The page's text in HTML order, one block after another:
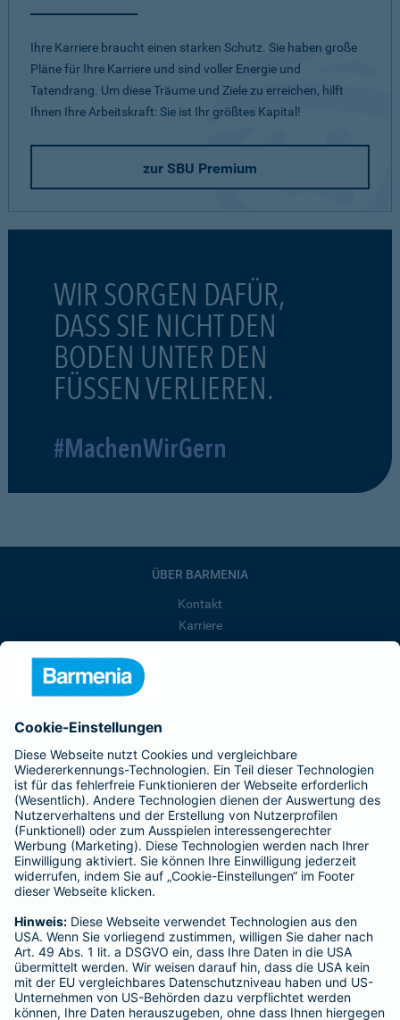
Ihre Karriere braucht einen starken Schutz. Sie haben große
Pläne für Ihre Karriere und sind voller Energie und
Tatendrang. Um diese Träume und Ziele zu erreichen, hilft
Ihnen Ihre Arbeitskraft: Sie ist Ihr größtes Kapital!
zur SBU Premium
WIR SORGEN DAFÜR,
DASS SIE NICHT DEN
BODEN UNTER DEN
FÜSSEN VERLIEREN.
#MachenWirGern
ÜBER BARMENIA
Kontakt
Karriere
Barmenia ist Teil der BarmeniaGothaer
BELIEBTE SEITEN
Kranken-Zusatzversicherung
Tierversicherungen
Haftpflichtversicherung
Hausratversicherung
Adresse ändern
Schaden melden
Kilometerstandsmeldung
Serviceübersicht